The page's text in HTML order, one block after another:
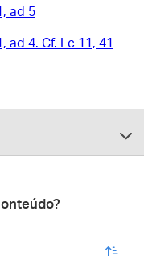
ad 5
ad 4. Cf. Lc 11, 41
enviar